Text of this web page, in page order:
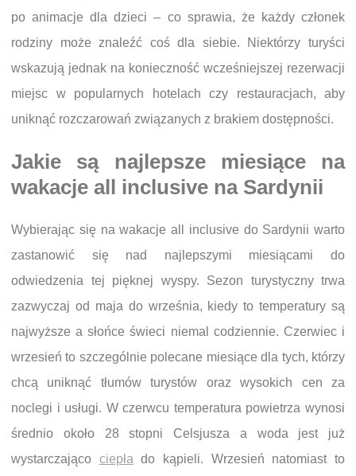
po animacje dla dzieci – co sprawia, że każdy członek
rodziny może znaleźć coś dla siebie. Niektórzy turyści
wskazują jednak na konieczność wcześniejszej rezerwacji
miejsc w popularnych hotelach czy restauracjach, aby
uniknąć rozczarowań związanych z brakiem dostępności.
Jakie są najlepsze miesiące na
wakacje all inclusive na Sardynii
Wybierając się na wakacje all inclusive do Sardynii warto
zastanowić się nad najlepszymi miesiącami do
odwiedzenia tej pięknej wyspy. Sezon turystyczny trwa
zazwyczaj od maja do września, kiedy to temperatury są
najwyższe a słońce świeci niemal codziennie. Czerwiec i
wrzesień to szczególnie polecane miesiące dla tych, którzy
chcą uniknąć tłumów turystów oraz wysokich cen za
noclegi i usługi. W czerwcu temperatura powietrza wynosi
średnio około 28 stopni Celsjusza a woda jest już
wystarczająco ciepła do kąpieli. Wrzesień natomiast to